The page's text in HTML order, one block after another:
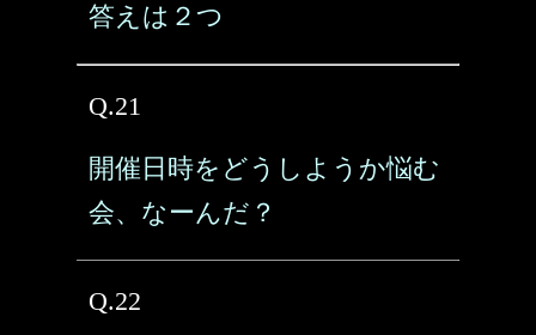
答えは２つ
Q.21
開催日時をどうしようか悩む
会、なーんだ？
Q.22